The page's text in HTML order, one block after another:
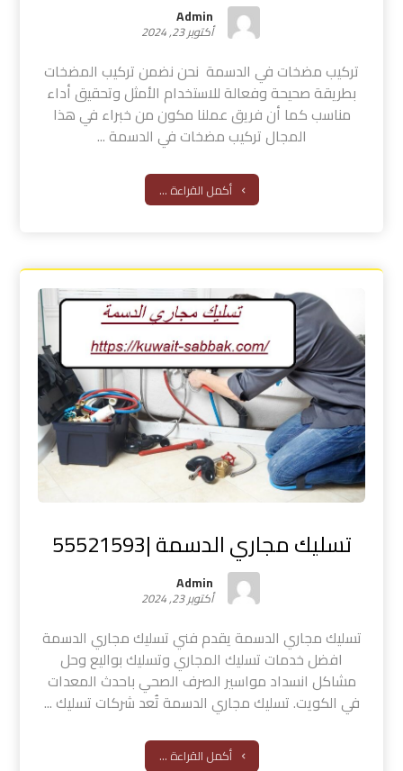
Admin
أكتوبر 23, 2024
تركيب مضخات في الدسمة نحن نضمن تركيب المضخات
بطريقة صحيحة وفعالة للاستخدام الأمثل وتحقيق أداء
مناسب كما أن فريق عملنا مكون من خبراء في هذا
المجال تركيب مضخات في الدسمة ...
أكمل القراءة ...
تسليك مجاري الدسمة |55521593
Admin
أكتوبر 23, 2024
تسليك مجاري الدسمة يقدم فني تسليك مجاري الدسمة
افضل خدمات تسليك المجاري وتسليك بواليع وحل
مشاكل انسداد مواسير الصرف الصحي باحدث المعدات
في الكويت. تسليك مجاري الدسمة تُعد شركات تسليك ...
أكمل القراءة ...